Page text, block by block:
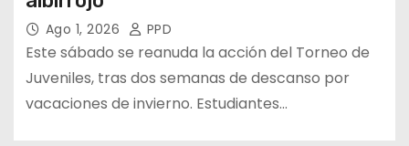
Ago 1, 2026 PPD
Este sábado se reanuda la acción del Torneo de
Juveniles, tras dos semanas de descanso por
vacaciones de invierno. Estudiantes…